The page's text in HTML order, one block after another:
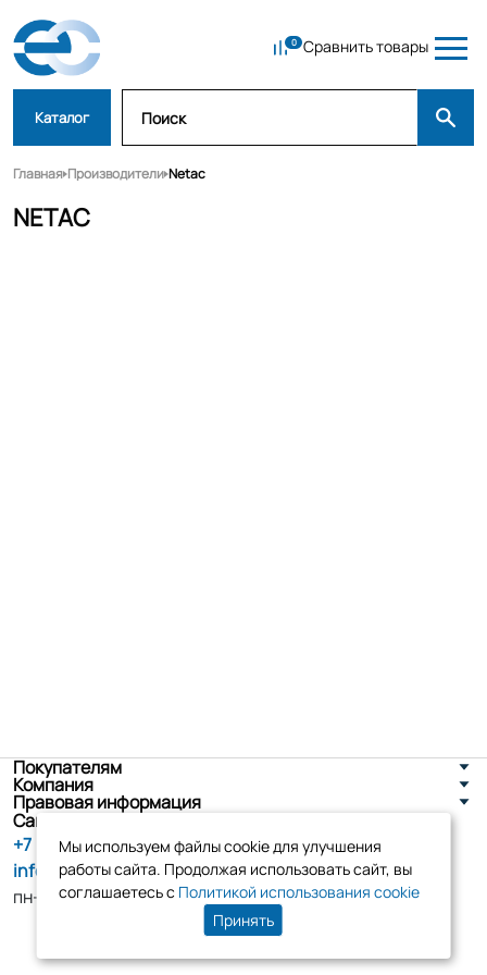
Сравнить товары
Каталог
Главная Производители Netac
NETAC
Покупателям
Компания
Правовая информация
Санкт-Петербург, ул. Новоселов д. 8
+7 (800) 555-86-90
info@tk-elko.ru
пн-пт, 10:00 - 18:00
Мы используем файлы cookie для улучшения
работы сайта. Продолжая использовать сайт, вы
соглашаетесь с Политикой использования cookie
Принять